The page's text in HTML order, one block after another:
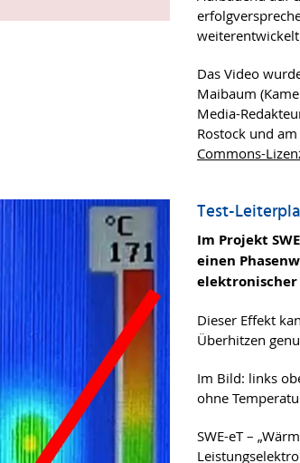
Das Video
Maibaum
Media-
Rostock und
Commons-
Test-
Im Projekt
einen
elektronischer
Dieser Effekt
Überhitzen
Im Bild: links
ohne
SWE-eT –